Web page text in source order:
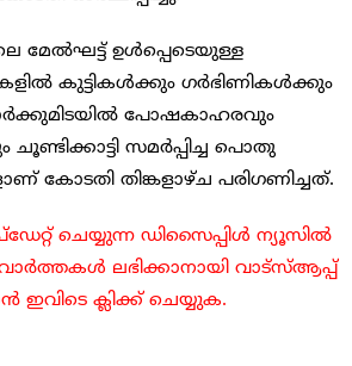
മേല്‍ഘട്ട് ഉള്‍പ്പെടെയുള്ള
കുട്ടികള്‍ക്കും ഗര്‍ഭിണികള്‍ക്കും
പോഷകാഹരവും
സമര്‍പ്പിച്ച പൊതു
കോടതി തിങ്കളാഴ്ച പരിഗണിച്ചത്.
ചെയ്യുന്ന ഡിസൈപ്പിൾ ന്യൂസിൽ
ലഭിക്കാനായി വാട്സ്ആപ്പ്
ഇവിടെ ക്ലിക്ക് ചെയ്യുക.